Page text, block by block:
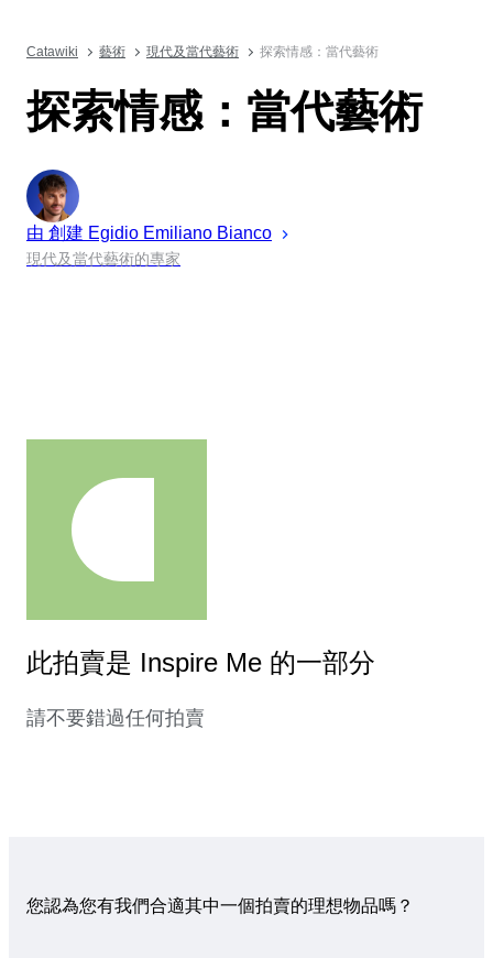
Catawiki 藝術 現代及當代藝術 探索情感：當代藝術
探索情感：當代藝術
由 創建 Egidio Emiliano Bianco
現代及當代藝術的專家
此拍賣是 Inspire Me 的一部分
請不要錯過任何拍賣
您認為您有我們合適其中一個拍賣的理想物品嗎？